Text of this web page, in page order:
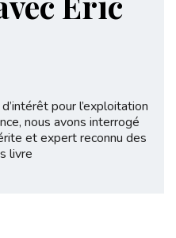
pour l’exploitation
nous avons interrogé
et expert reconnu des
livre